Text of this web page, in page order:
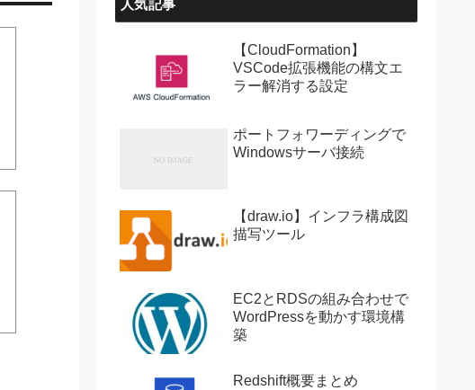
人気記事
【CloudFormation】
VSCode拡張機能の構文エ
ラー解消する設定
ポートフォワーディングで
Windowsサーバ接続
【draw.io】インフラ構成図
描写ツール
EC2とRDSの組み合わせで
WordPressを動かす環境構
築
Redshift概要まとめ